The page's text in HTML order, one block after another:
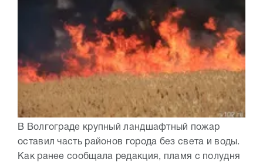
В Волгограде крупный ландшафтный пожар
оставил часть районов города без света и воды.
Как ранее сообщала редакция, пламя с полудня